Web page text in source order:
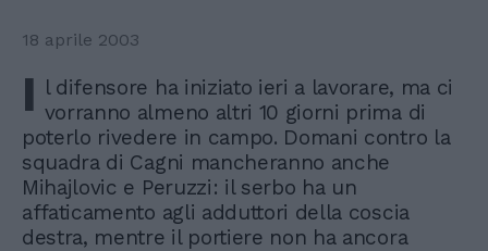
18 aprile 2003
I l difensore ha iniziato ieri a lavorare, ma ci
vorranno almeno altri 10 giorni prima di
poterlo rivedere in campo. Domani contro la
squadra di Cagni mancheranno anche
Mihajlovic e Peruzzi: il serbo ha un
affaticamento agli adduttori della coscia
destra, mentre il portiere non ha ancora